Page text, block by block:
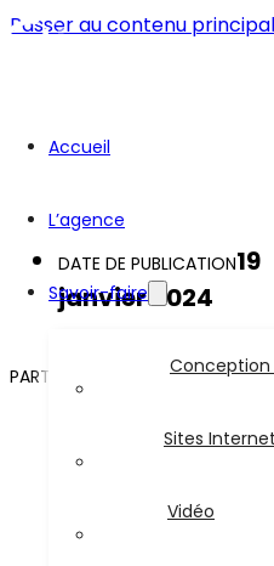
Passer au contenu principal
Accueil
L’agence
Savoir-faire
Sites Internet
Vidéo
DATE DE PUBLICATION19
janvier 2024
PARTAGER LA PAGE